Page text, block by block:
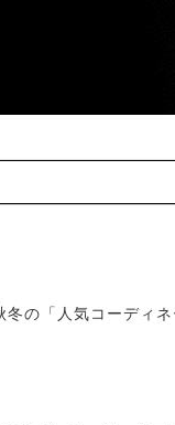
冬の「人気コーディネ